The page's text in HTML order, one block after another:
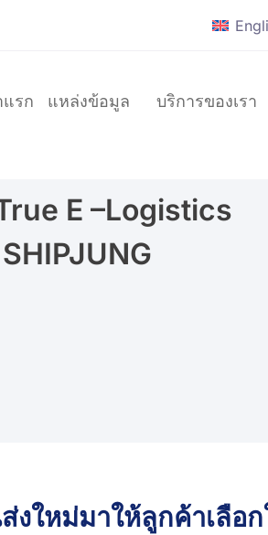
รก แหล่งข้อมูล บริการของเรา
E –Logistics
งใหม่มาให้ลูกค้าเลือ